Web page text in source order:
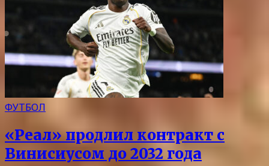
ФУТБОЛ
«Реал» продлил контракт с
Винисиусом до 2032 года